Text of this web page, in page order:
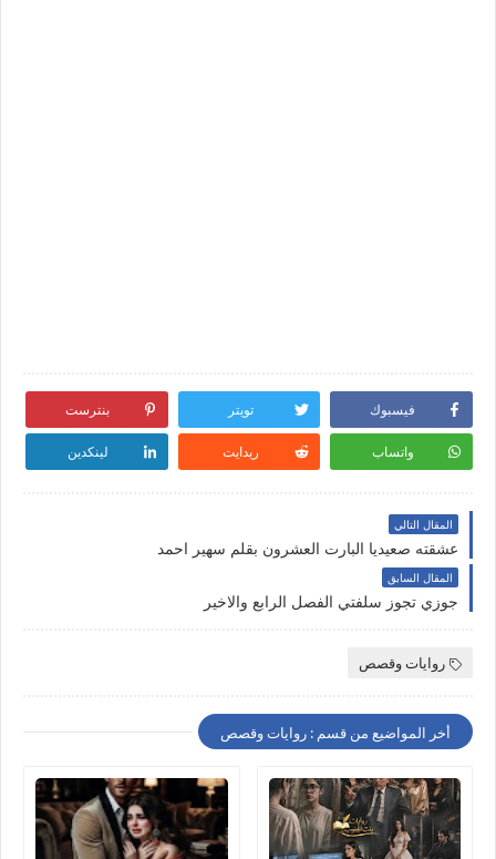
فيسبوك تويتر بنترست
واتساب ريدايت لينكدين
المقال التالي
عشقته صعيديا البارت العشرون بقلم سهير احمد
المقال السابق
جوزي تجوز سلفتي الفصل الرابع والاخير
روايات وقصص
أخر المواضيع من قسم : روايات وقصص